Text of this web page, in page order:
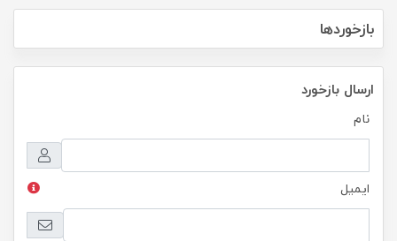
بازخوردها
ارسال بازخورد
نام
ایمیل